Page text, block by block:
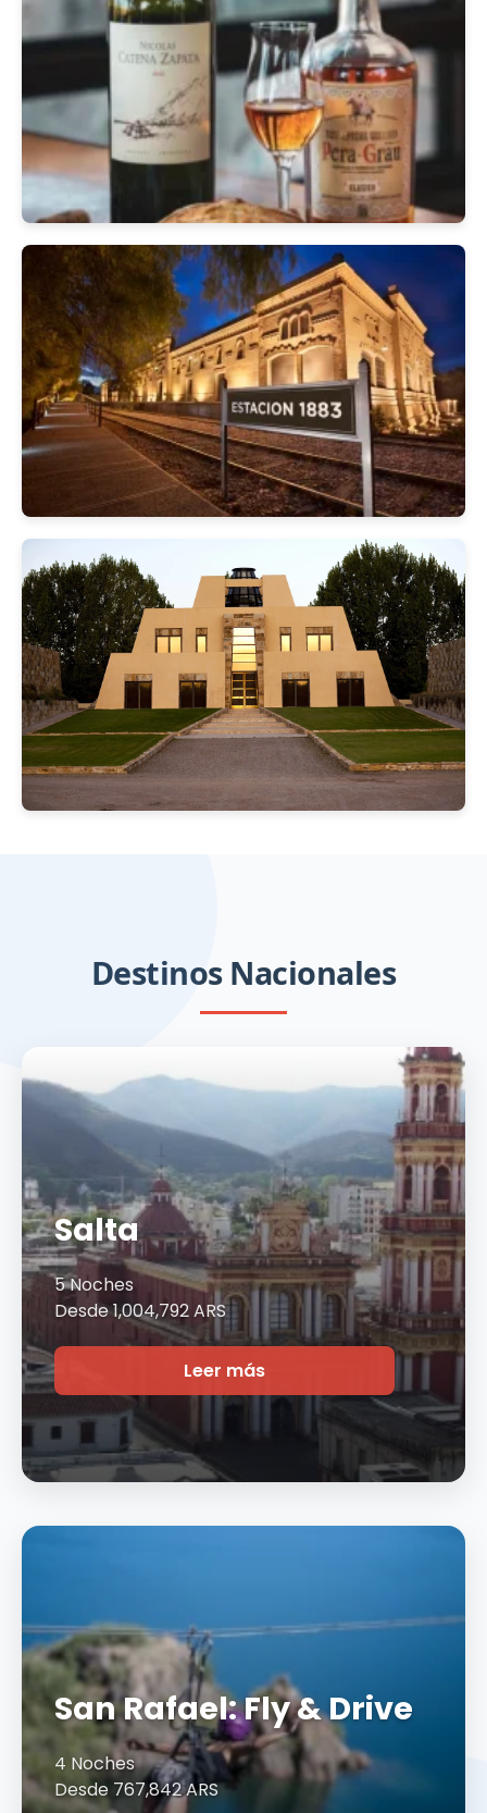
Almuerzo en Angélica Cocina Maestra
Almuerzo en Trapiche
Ver detalles
Ver detalles
Destinos Nacionales
Salta
5 Noches
Desde 1,004,792 ARS
Leer más
San Rafael: Fly & Drive
4 Noches
Desde 767,842 ARS